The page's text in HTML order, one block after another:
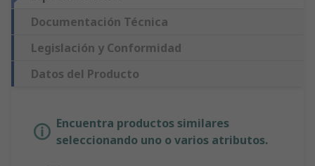
Documentación Técnica
Legislación y Conformidad
Datos del Producto
Encuentra productos similares
seleccionando uno o varios atributos.